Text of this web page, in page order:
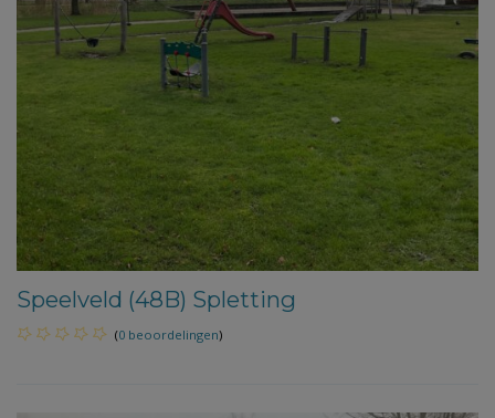
Speelveld (48B) Spletting
(0 beoordelingen)